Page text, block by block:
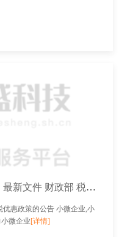
国家税务总局西藏自治区税务局 最新文件 财政部 税务总局关于小微企业和个体工商户所得税优惠政策的公告
惠政策的公告 小微企业,小
微企业[详情]